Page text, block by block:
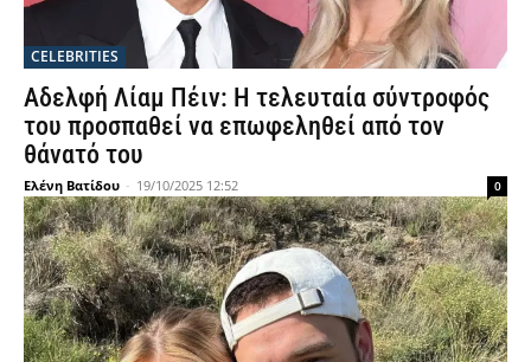
CELEBRITIES
Αδελφή Λίαμ Πέιν: Η τελευταία σύντροφός
του προσπαθεί να επωφεληθεί από τον
θάνατό του
Ελένη Βατίδου - 19/10/2025 12:52 0